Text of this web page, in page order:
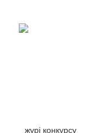
журі конкурсу